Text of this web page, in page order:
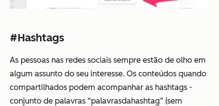
#Hashtags
As pessoas nas redes sociais sempre estão de olho em
algum assunto do seu interesse. Os conteúdos quando
compartilhados podem acompanhar as hashtags -
conjunto de palavras “palavrasdahashtag” (sem